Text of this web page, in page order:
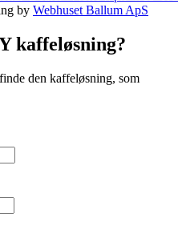
by Webhuset Ballum ApS
kaffeløsning?
den kaffeløsning, som